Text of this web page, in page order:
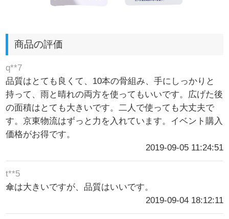
商品の評価
q**7
品質はとても良くて、10本の骨組み、手にしっかりと
持って、雨と晴れの両方を使ってもいいです。広げた後
の面積はとても大きいです。二人で使っても大丈夫で
す。京東物流はずっと力を入れています。イベント購入
価格がお得です。
2019-09-05 11:24:51
t**5
傘は大きいですが、品質はいいです。
2019-09-04 18:12:11